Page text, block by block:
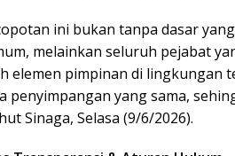
ini bukan tanpa dasar
melainkan seluruh pejabat
elemen pimpinan di lingkungan
penyimpangan yang sama,
Sinaga, Selasa (9/6/2026).